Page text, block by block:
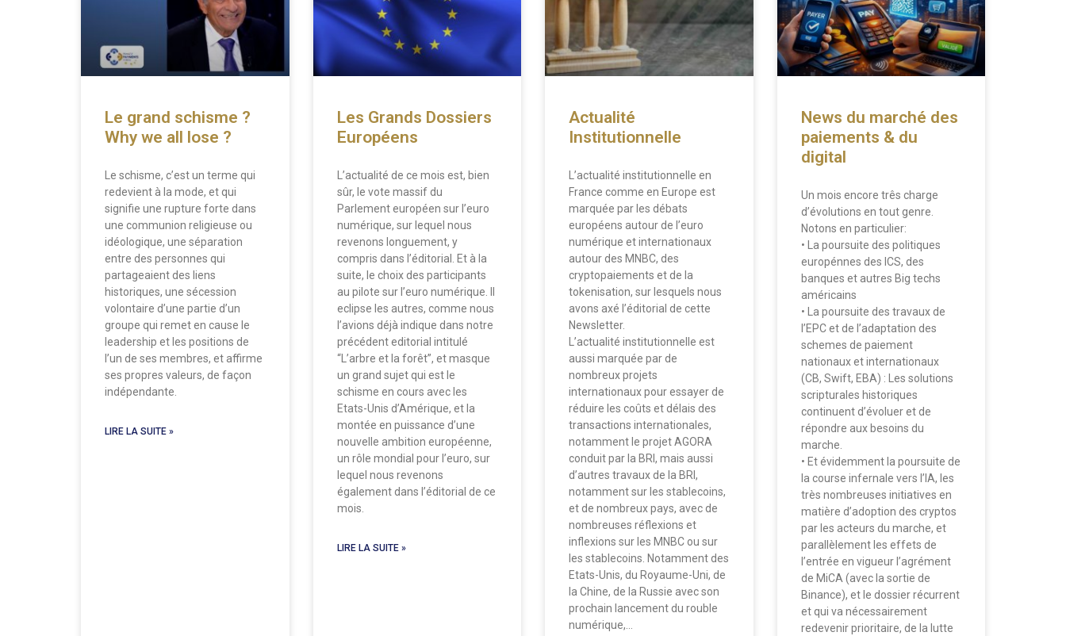
Le grand schisme ?
Why we all lose ?
Le schisme, c’est un terme qui
redevient à la mode, et qui
signifie une rupture forte dans
une communion religieuse ou
idéologique, une séparation
entre des personnes qui
partageaient des liens
historiques, une sécession
volontaire d’une partie d’un
groupe qui remet en cause le
leadership et les positions de
l’un de ses membres, et affirme
ses propres valeurs, de façon
indépendante.
LIRE LA SUITE »
Les Grands Dossiers
Européens
L’actualité de ce mois est, bien
sûr, le vote massif du
Parlement européen sur l’euro
numérique, sur lequel nous
revenons longuement, y
compris dans l’éditorial. Et à la
suite, le choix des participants
au pilote sur l’euro numérique. Il
eclipse les autres, comme nous
l’avions déjà indique dans notre
précédent editorial intitulé
“L’arbre et la forêt”, et masque
un grand sujet qui est le
schisme en cours avec les
Etats-Unis d’Amérique, et la
montée en puissance d’une
nouvelle ambition européenne,
un rôle mondial pour l’euro, sur
lequel nous revenons
également dans l’éditorial de ce
mois.
LIRE LA SUITE »
Actualité
Institutionnelle
L’actualité institutionnelle en
France comme en Europe est
marquée par les débats
européens autour de l’euro
numérique et internationaux
autour des MNBC, des
cryptopaiements et de la
tokenisation, sur lesquels nous
avons axé l’éditorial de cette
Newsletter.
L’actualité institutionnelle est
aussi marquée par de
nombreux projets
internationaux pour essayer de
réduire les coûts et délais des
transactions internationales,
notamment le projet AGORA
conduit par la BRI, mais aussi
d’autres travaux de la BRI,
notamment sur les stablecoins,
et de nombreux pays, avec de
nombreuses réflexions et
inflexions sur les MNBC ou sur
les stablecoins. Notamment des
Etats-Unis, du Royaume-Uni, de
la Chine, de la Russie avec son
prochain lancement du rouble
numérique,…
News du marché des
paiements & du
digital
Un mois encore três charge
d’évolutions en tout genre.
Notons en particulier:
• La poursuite des politiques
europénnes des ICS, des
banques et autres Big techs
américains
• La poursuite des travaux de
l’EPC et de l’adaptation des
schemes de paiement
nationaux et internationaux
(CB, Swift, EBA) : Les solutions
scripturales historiques
continuent d’évoluer et de
répondre aux besoins du
marche.
• Et évidemment la poursuite de
la course infernale vers l’IA, les
très nombreuses initiatives en
matière d’adoption des cryptos
par les acteurs du marche, et
parallèlement les effets de
l’entrée en vigueur l’agrément
de MiCA (avec la sortie de
Binance), et le dossier récurrent
et qui va nécessairement
redevenir prioritaire, de la lutte